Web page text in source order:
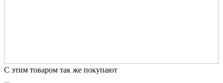
С этим товаром так же покупают